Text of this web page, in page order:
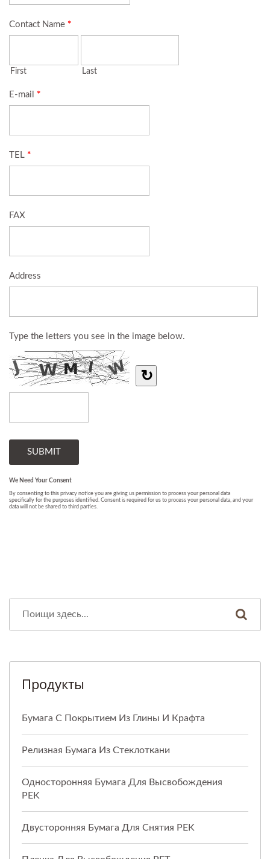
Продукты
Бумага С Покрытием Из Глины И Крафта
Релизная Бумага Из Стеклоткани
Односторонняя Бумага Для Высвобождения
PEK
Двусторонняя Бумага Для Снятия PEK